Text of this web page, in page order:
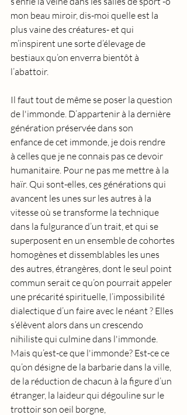
mon beau miroir, dis-moi quelle est la
plus vaine des créatures- et qui
m’inspirent une sorte d’élevage de
bestiaux qu’on enverra bientôt à
l’abattoir.
Il faut tout de même se poser la question
de l'immonde. D’appartenir à la dernière
génération préservée dans son
enfance de cet immonde, je dois rendre
à celles que je ne connais pas ce devoir
humanitaire. Pour ne pas me mettre à la
haïr. Qui sont-elles, ces générations qui
avancent les unes sur les autres à la
vitesse où se transforme la technique
dans la fulgurance d’un trait, et qui se
superposent en un ensemble de cohortes
homogènes et dissemblables les unes
des autres, étrangères, dont le seul point
commun serait ce qu’on pourrait appeler
une précarité spirituelle, l’impossibilité
dialectique d’un faire avec le néant ? Elles
s’élèvent alors dans un crescendo
nihiliste qui culmine dans l'immonde.
Mais qu’est-ce que l'immonde? Est-ce ce
qu’on désigne de la barbarie dans la ville,
de la réduction de chacun à la figure d’un
étranger, la laideur qui dégouline sur le
trottoir son oeil borgne,